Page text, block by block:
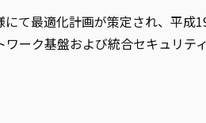
て最適化計画が策定され、平
ーク基盤および統合セキュリテ